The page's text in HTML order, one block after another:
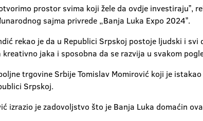
prostor svima koji žele da ovdje investirajuˮ,
sajma privrede „Banja Luka Expo 2024ˮ.
rekao je da u Republici Srpskoj postoje ljudski i
jaka i sposobna da se razvija u svakom
trgovine Srbije Tomislav Momirović koji je
Srpskoj.
izrazio je zadovoljstvo što je Banja Luka domaćin